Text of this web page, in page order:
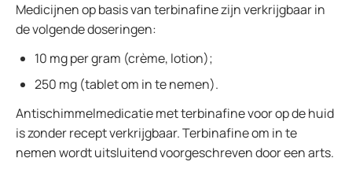
Medicijnen op basis van terbinafine zijn verkrijgbaar in
de volgende doseringen:
10 mg per gram (crème, lotion);
250 mg (tablet om in te nemen).
Antischimmelmedicatie met terbinafine voor op de huid
is zonder recept verkrijgbaar. Terbinafine om in te
nemen wordt uitsluitend voorgeschreven door een arts.